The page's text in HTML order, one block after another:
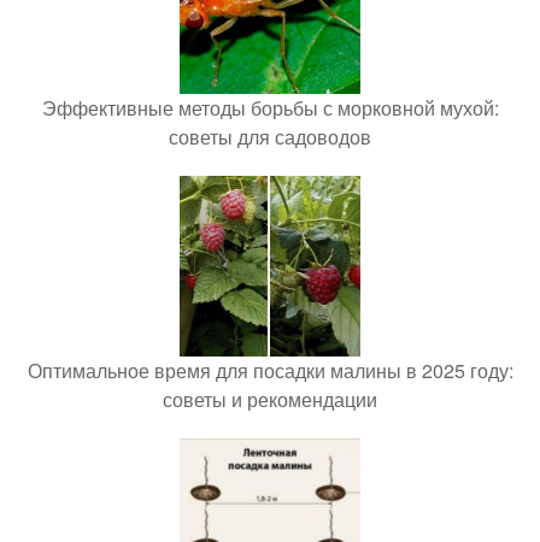
Эффективные методы борьбы с морковной мухой:
советы для садоводов
Оптимальное время для посадки малины в 2025 году:
советы и рекомендации